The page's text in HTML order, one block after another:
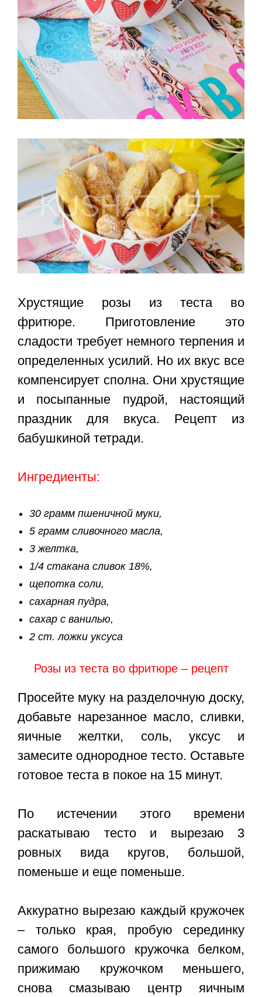
Хрустящие розы из теста во
фритюре. Приготовление это
сладости требует немного терпения и
определенных усилий. Но их вкус все
компенсирует сполна. Они хрустящие
и посыпанные пудрой, настоящий
праздник для вкуса. Рецепт из
бабушкиной тетради.
Ингредиенты:
30 грамм пшеничной муки,
5 грамм сливочного масла,
3 желтка,
1/4 стакана сливок 18%,
щепотка соли,
сахарная пудра,
сахар с ванилью,
2 ст. ложки уксуса
Розы из теста во фритюре – рецепт
Просейте муку на разделочную доску,
добавьте нарезанное масло, сливки,
яичные желтки, соль, уксус и
замесите однородное тесто. Оставьте
готовое теста в покое на 15 минут.
По истечении этого времени
раскатываю тесто и вырезаю 3
ровных вида кругов, большой,
поменьше и еще поменьше.
Аккуратно вырезаю каждый кружочек
– только края, пробую серединку
самого большого кружочка белком,
прижимаю кружочком меньшего,
снова смазываю центр яичным